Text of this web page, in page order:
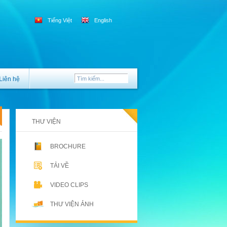
Tiếng Việt English
Liên hệ
THƯ VIỆN
BROCHURE
TẢI VỀ
VIDEO CLIPS
THƯ VIỆN ẢNH